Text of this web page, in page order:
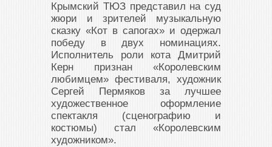
Крымский ТЮЗ представил на суд
жюри и зрителей музыкальную
сказку «Кот в сапогах» и одержал
победу в двух номинациях.
Исполнитель роли кота Дмитрий
Керн признан «Королевским
любимцем» фестиваля, художник
Сергей Пермяков за лучшее
художественное оформление
спектакля (сценографию и
костюмы) стал «Королевским
художником».